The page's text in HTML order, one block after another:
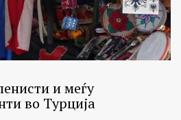
и меѓу
во Турција